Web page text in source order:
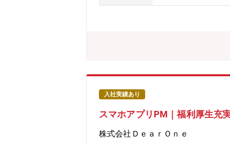
など個々のニーズに合わせた働き方を
ムビルディングによる一体感の醸成、
入社実績あり
スマホアプリPM｜福利厚生
株式会社ＤｅａｒＯｎｅ